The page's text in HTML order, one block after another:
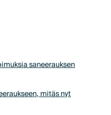
saneerauksen
mitäs nyt